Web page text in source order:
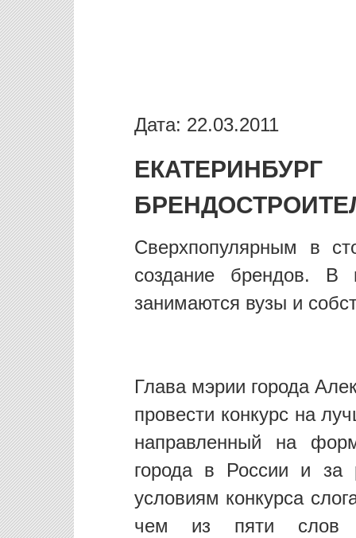
Дата: 22.03.2011
Сверхпопулярным в
создание брендов. В
занимаются вузы и
Глава мэрии города
провести конкурс на
направленный на
города в России и
условиям конкурса
чем из пяти слов